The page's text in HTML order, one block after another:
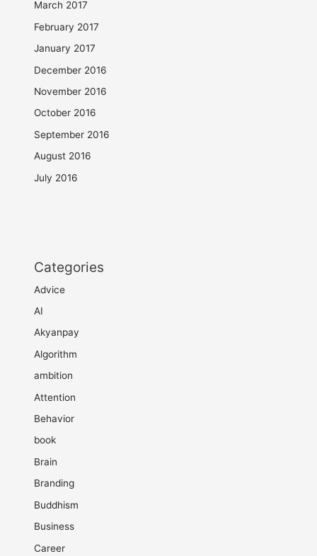
March 2017
February 2017
January 2017
December 2016
November 2016
October 2016
September 2016
August 2016
July 2016
Categories
Advice
AI
Akyanpay
Algorithm
ambition
Attention
Behavior
book
Brain
Branding
Buddhism
Business
Career